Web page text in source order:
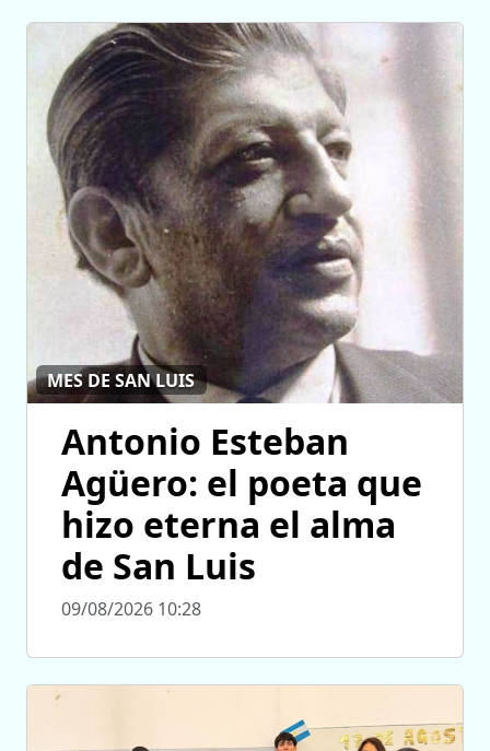
MES DE SAN LUIS
Antonio Esteban
Agüero: el poeta que
hizo eterna el alma
de San Luis
09/08/2026 10:28